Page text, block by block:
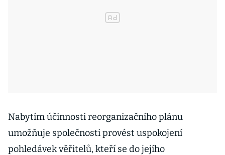
Nabytím účinnosti reorganizačního plánu
umožňuje společnosti provést uspokojení
pohledávek věřitelů, kteří se do jejího